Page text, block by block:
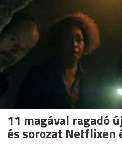
11 magával ragadó
és sorozat Netflixen